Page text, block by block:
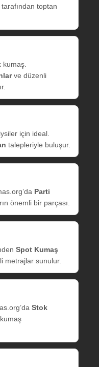
tarafından toptan
ve düzenli
için ideal.
talepleriyle buluşur.
Parti
önemli bir parçası.
Spot Kumaş
metrajlar sunulur.
Stok